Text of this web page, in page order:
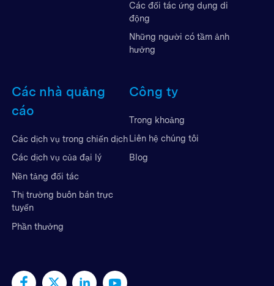
Các đối tác ứng dụng di
động
Những người có tầm ảnh
hưởng
Các nhà quảng
cáo
Các dịch vụ trong chiến dịch
Các dịch vụ của đại lý
Nền tảng đối tác
Thị trường buôn bán trực
tuyến
Phần thưởng
Công ty
Trong khoảng
Liên hệ chúng tôi
Blog